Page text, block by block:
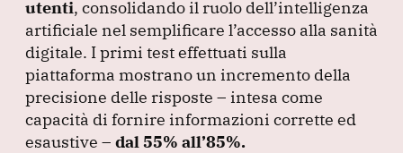
utenti, consolidando il ruolo dell’intelligenza
artificiale nel semplificare l’accesso alla sanità
digitale. I primi test effettuati sulla
piattaforma mostrano un incremento della
precisione delle risposte – intesa come
capacità di fornire informazioni corrette ed
esaustive – dal 55% all’85%.